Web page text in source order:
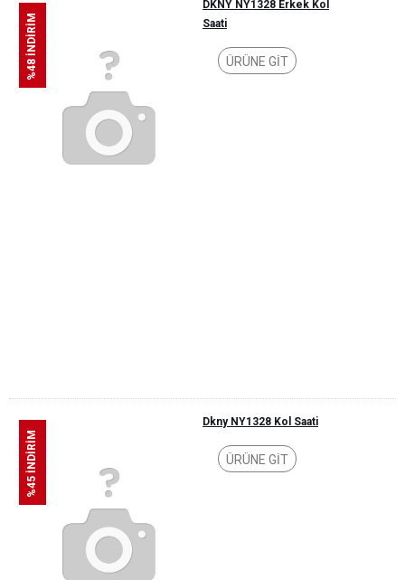
%48 İNDİRİM
DKNY NY1328 Erkek Kol
Saati
ÜRÜNE GİT
%45 İNDİRİM
Dkny NY1328 Kol Saati
ÜRÜNE GİT